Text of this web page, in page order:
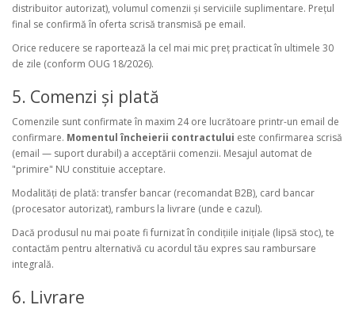
distribuitor autorizat), volumul comenzii și serviciile suplimentare. Prețul
final se confirmă în oferta scrisă transmisă pe email.
Orice reducere se raportează la cel mai mic preț practicat în ultimele 30
de zile (conform OUG 18/2026).
5. Comenzi și plată
Comenzile sunt confirmate în maxim 24 ore lucrătoare printr-un email de
confirmare. Momentul încheierii contractului este confirmarea scrisă
(email — suport durabil) a acceptării comenzii. Mesajul automat de
"primire" NU constituie acceptare.
Modalități de plată: transfer bancar (recomandat B2B), card bancar
(procesator autorizat), ramburs la livrare (unde e cazul).
Dacă produsul nu mai poate fi furnizat în condițiile inițiale (lipsă stoc), te
contactăm pentru alternativă cu acordul tău expres sau rambursare
integrală.
6. Livrare